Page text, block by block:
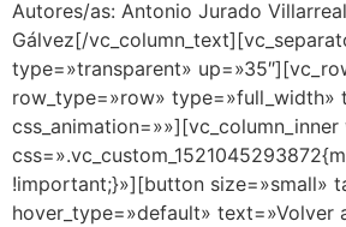
Autores/as: Antonio Jurado
Gálvez[/
type=»transparent»
row_type=»row» type=»full_width»
css_animation=»»][vc_column_inner
!important;}»][button size=»small»
hover_type=»default» text=»Volver